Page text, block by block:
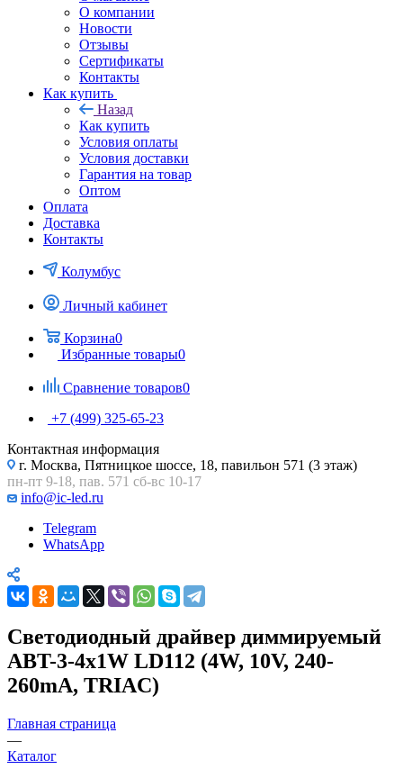
О компании
Новости
Отзывы
Сертификаты
Контакты
Как купить
Назад
Как купить
Условия оплаты
Условия доставки
Гарантия на товар
Оптом
Оплата
Доставка
Контакты
Колумбус
Личный кабинет
Корзина0
Избранные товары0
Сравнение товаров0
+7 (499) 325-65-23
Контактная информация
г. Москва, Пятницкое шоссе, 18, павильон 571 (3 этаж)
пн-пт 9-18, пав. 571 сб-вс 10-17
info@ic-led.ru
Telegram
WhatsApp
Светодиодный драйвер диммируемый
ABT-3-4x1W LD112 (4W, 10V, 240-
260mA, TRIAC)
Главная страница
—
Каталог